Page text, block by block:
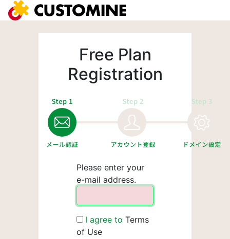
Free Plan
Registration
Please enter your
e-mail address.
I agree toTerms
of Use